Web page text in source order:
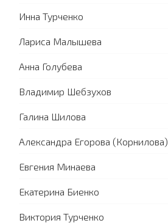
Инна Турченко
Лариса Малышева
Анна Голубева
Владимир Шебзухов
Галина Шилова
Александра Егорова (Корнилова)
Евгения Минаева
Екатерина Биенко
Виктория Турченко